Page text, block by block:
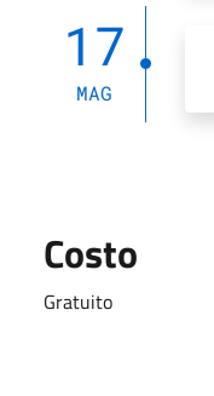
17
MAG
Costo
Gratuito